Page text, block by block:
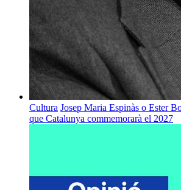
Cultura Josep Maria Espinàs o Ester
que Catalunya commemorarà el 2027